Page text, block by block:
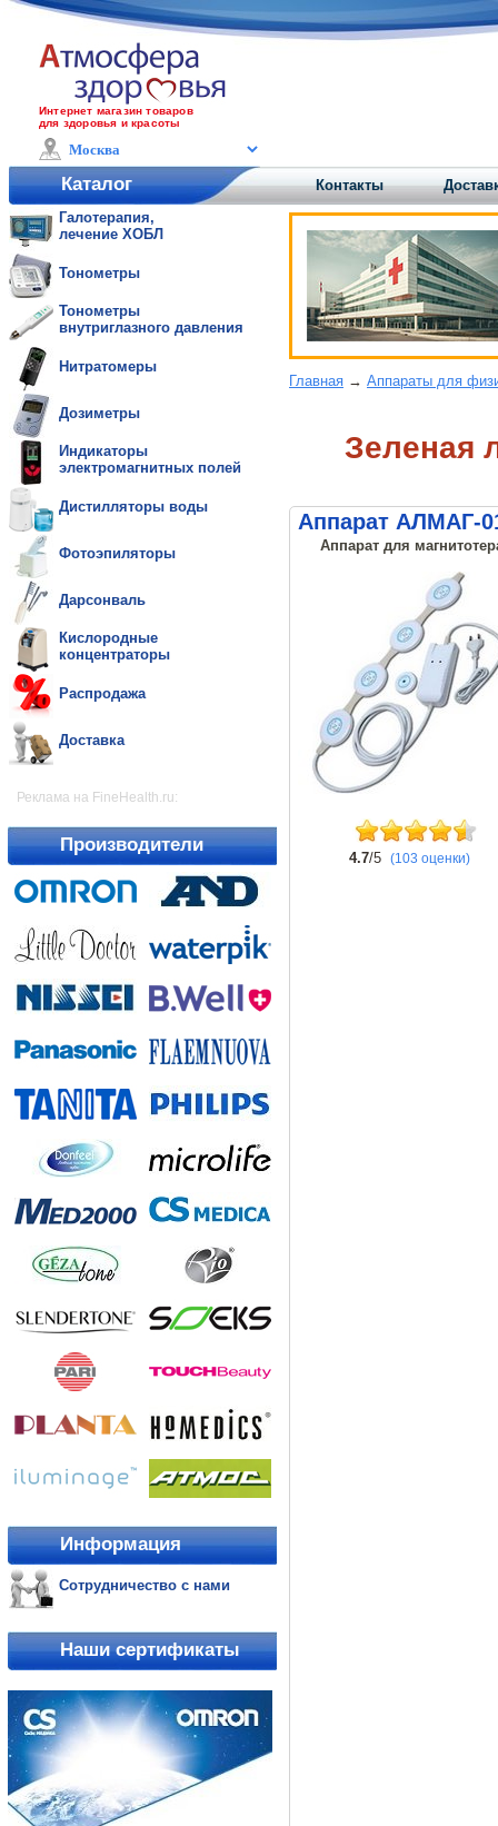
Интернет магазин товаров
для здоровья и красоты
Каталог Контакты
Галотерапия,
лечение ХОБЛ
Тонометры
Тонометры
внутриглазного давления
Нитратомеры
Дозиметры
Индикаторы
электромагнитных полей
Дистилляторы воды
Фотоэпиляторы
Дарсонваль
Кислородные
концентраторы
Распродажа
Доставка
Реклама на FineHealth.ru:
Производители
Информация
Сотрудничество с нами
Наши сертификаты
Главная → Аппараты для
Зеленая
Аппарат АЛМАГ-
Аппарат для
4.7/5 (103 оценки)